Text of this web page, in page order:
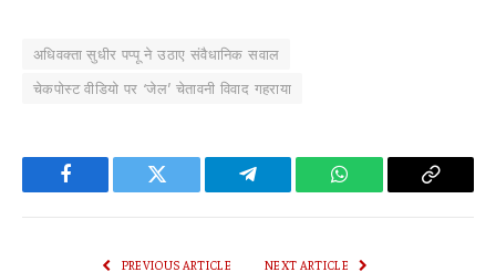
अधिवक्ता सुधीर पप्पू ने उठाए संवैधानिक सवाल
चेकपोस्ट वीडियो पर ‘जेल’ चेतावनी विवाद गहराया
Facebook Twitter Telegram WhatsApp Copy
PREVIOUS ARTICLE NEXT ARTICLE